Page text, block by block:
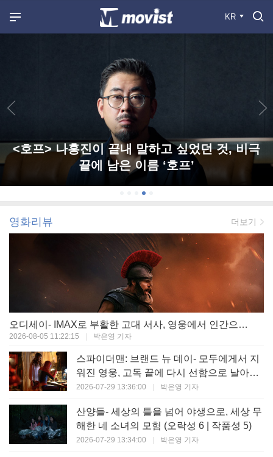
KR
<호프> 나홍진이 끝내 말하고 싶었던 것, 비극
끝에 남은 이름 ‘호프’
영화리뷰 더보기
오디세이- IMAX로 부활한 고대 서사, 영웅에서 인간으로의 귀환 (오락성 9 | 작품성 9)
2026-08-05 11:22:15 박은영 기자
스파이더맨: 브랜드 뉴 데이- 모두에게서 지
워진 영웅, 고독 끝에 다시 선함으로 날아오
르다 (오락성 8 | 작품성 8)
2026-07-29 13:36:00 박은영 기자
산양들- 세상의 틀을 넘어 야생으로, 세상 무
해한 네 소녀의 모험 (오락성 6 | 작품성 5)
2026-07-29 13:34:00 박은영 기자